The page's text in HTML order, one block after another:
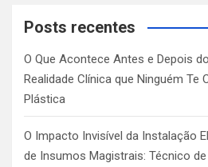
c
Posts recentes
O Que Acontece Antes e Depois
Realidade Clínica que Ninguém Te
Plástica
O Impacto Invisível da Instalação
de Insumos Magistrais: Técnico